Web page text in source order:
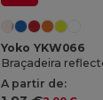
Yoko YKW066
Braçadeira
A partir de: